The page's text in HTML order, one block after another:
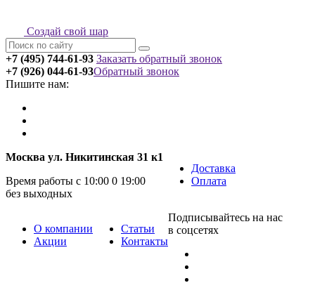
Создай свой шар
+7 (495) 744-61-93 Заказать обратный звонок
+7 (926) 044-61-93
Пишите нам:
Обратный звонок
Москва ул. Никитинская 31 к1
Время работы с 10:00 0 19:00
без выходных
Доставка
Оплата
О компании
Акции
Статьи
Контакты
Подписывайтесь на нас
в соцсетях